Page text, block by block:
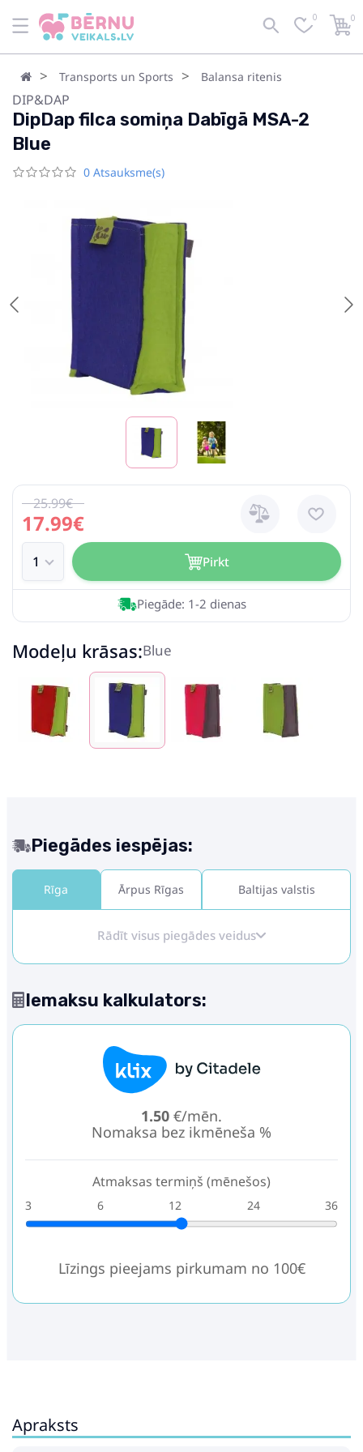
0 0
Transports un Sports Balansa ritenis
DIP&DAP
DipDap filca somiņa Dabīgā MSA-2
Blue
0 Atsauksme(s)
17.99€
25.99€
Pirkt
Piegāde: 1-2 dienas
Modeļu krāsas:Blue
Piegādes iespējas:
Rīga Ārpus Rīgas Baltijas valstis
Rādīt visus piegādes veidus
Iemaksu kalkulators:
1.50 €/mēn.
Nomaksa bez ikmēneša %
Atmaksas termiņš (mēnešos)
3 6 12 24 36
Līzings pieejams pirkumam no 100€
Apraksts